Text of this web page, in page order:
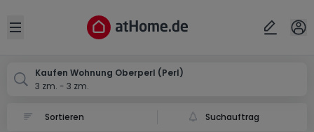
Open sidebar
Kaufen Wohnung Oberperl (Perl)
3 zm. - 3 zm.
Suchauftrag
Ort
Abbrechen ok
Perl-Oberperl